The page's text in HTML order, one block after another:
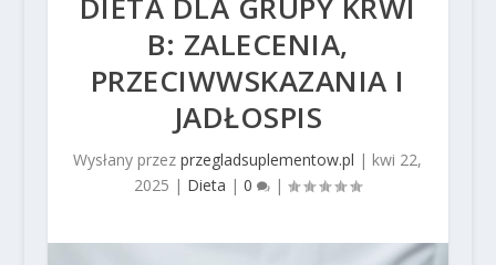
B: ZALECENIA,
PRZECIWWSKAZANIA I
JADŁOSPIS
Wysłany przezprzegladsuplementow.pl | kwi 22,
2025 | Dieta |0 |